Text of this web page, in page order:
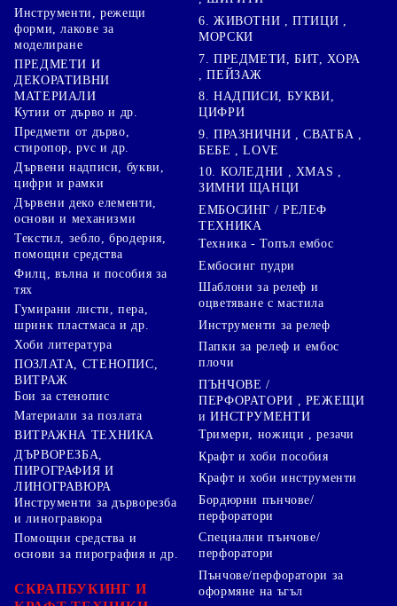
Инструменти, режещи
форми, лакове за
моделиране
ПРЕДМЕТИ И
ДЕКОРАТИВНИ
МАТЕРИАЛИ
Кутии от дърво и др.
Предмети от дърво,
стиропор, pvc и др.
Дървени надписи, букви,
цифри и рамки
Дървени деко елементи,
основи и механизми
Текстил, зебло, бродерия,
помощни средства
Филц, вълна и пособия за
тях
Гумирани листи, пера,
шринк пластмаса и др.
Хоби литература
ПОЗЛАТА, СТЕНОПИС,
ВИТРАЖ
Бои за стенопис
Материали за позлата
ВИТРАЖНА ТЕХНИКА
ДЪРВОРЕЗБА,
ПИРОГРАФИЯ И
ЛИНОГРАВЮРА
Инструменти за дърворезба
и линогравюра
Помощни средства и
основи за пирография и др.
СКРАПБУКИНГ И
6. ЖИВОТНИ , ПТИЦИ ,
МОРСКИ
7. ПРЕДМЕТИ, БИТ, ХОРА
, ПЕЙЗАЖ
8. НАДПИСИ, БУКВИ,
ЦИФРИ
9. ПРАЗНИЧНИ , СВАТБА ,
БЕБЕ , LOVE
10. КОЛЕДНИ , XMAS ,
ЗИМНИ ЩАНЦИ
ЕМБОСИНГ / РЕЛЕФ
ТЕХНИКА
Техника - Топъл ембос
Ембосинг пудри
Шаблони за релеф и
оцветяване с мастила
Инструменти за релеф
Папки за релеф и ембос
плочи
ПЪНЧОВЕ /
ПЕРФОРАТОРИ , РЕЖЕЩИ
и ИНСТРУМЕНТИ
Тримери, ножици , резачи
Крафт и хоби пособия
Крафт и хоби инструменти
Бордюрни пънчове/
перфоратори
Специални пънчове/
перфоратори
Пънчове/перфоратори за
оформяне на ъгъл